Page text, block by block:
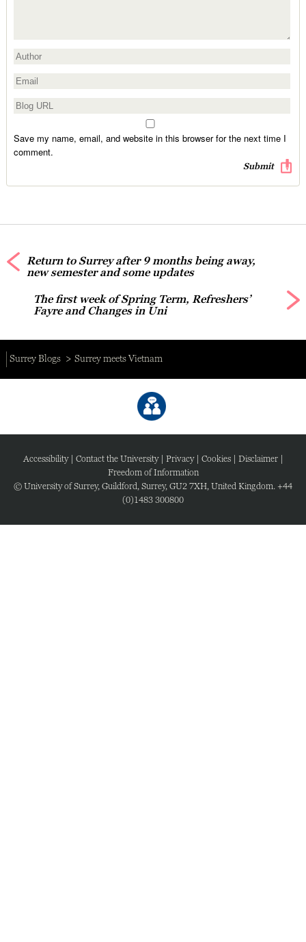
Save my name, email, and website in this browser for the next time I
comment.
Return to Surrey after 9 months being away,
new semester and some updates
The first week of Spring Term, Refreshers’
Fayre and Changes in Uni
Surrey Blogs Surrey meets Vietnam
Accessibility| Contact the University| Privacy| Cookies| Disclaimer|
Freedom of Information
© University of Surrey, Guildford, Surrey, GU2 7XH, United Kingdom. +44
(0)1483 300800